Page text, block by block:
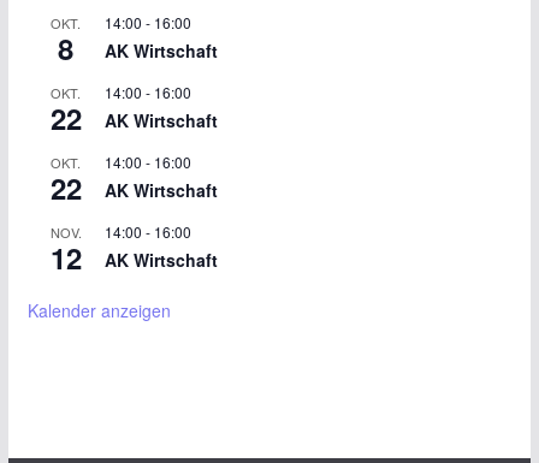
OKT.
8
14:00 - 16:00
AK Wirtschaft
OKT.
22
14:00 - 16:00
AK Wirtschaft
OKT.
22
14:00 - 16:00
AK Wirtschaft
NOV.
12
14:00 - 16:00
AK Wirtschaft
Kalender anzeigen